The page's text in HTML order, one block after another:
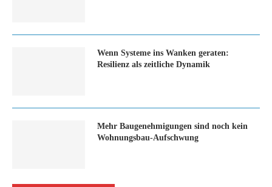
Wenn Systeme ins Wanken geraten:
Resilienz als zeitliche Dynamik
Mehr Baugenehmigungen sind noch kein
Wohnungsbau-Aufschwung